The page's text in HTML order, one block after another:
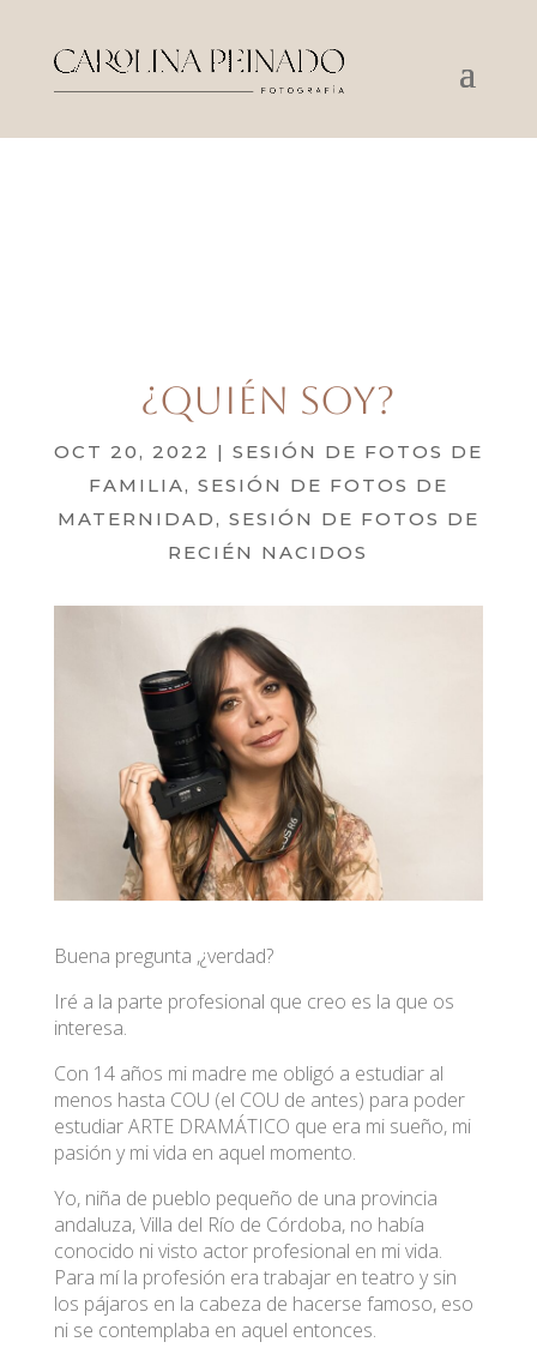
¿Quién soy?
OCT 20, 2022 | SESIÓN DE FOTOS DE
FAMILIA, SESIÓN DE FOTOS DE
MATERNIDAD, SESIÓN DE FOTOS DE
RECIÉN NACIDOS
Buena pregunta ,¿verdad?
Iré a la parte profesional que creo es la que os
interesa.
Con 14 años mi madre me obligó a estudiar al
menos hasta COU (el COU de antes) para poder
estudiar ARTE DRAMÁTICO que era mi sueño, mi
pasión y mi vida en aquel momento.
Yo, niña de pueblo pequeño de una provincia
andaluza, Villa del Río de Córdoba, no había
conocido ni visto actor profesional en mi vida.
Para mí la profesión era trabajar en teatro y sin
los pájaros en la cabeza de hacerse famoso, eso
ni se contemplaba en aquel entonces.